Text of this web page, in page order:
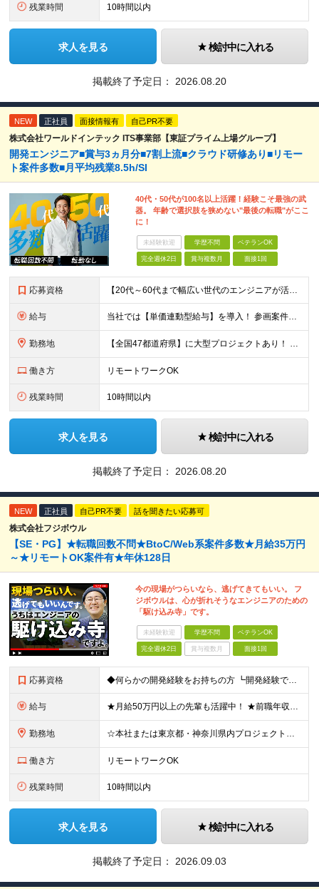
残業時間 10時間以内
求人を見る 検討中に入れる
掲載終了予定日： 2026.08.20
NEW 正社員 面接情報有 自己PR不要
株式会社ワールドインテック ITS事業部【東証プライム上場グループ】
開発エンジニア■賞与3ヵ月分■7割上流■クラウド研修あり■リモー
ト案件多数■月平均残業8.5h/SI
40代・50代が100名以上活躍！経験こそ最強の武
器。 年齢で選択肢を狭めない"最後の転職"がここ
に！
未経験歓迎 学歴不問 ベテランOK
完全週休2日 賞与複数月 面接1回
応募資格 【20代～60代まで幅広い世代のエンジニアが活躍してます】 ■学歴不問 ■転職回数不問 ■開発経験（年数不問）をお持ちの方
給与 当社では【単価連動型給与】を導入！ 参画案件の契約単価に連動して給与が決定。 還元率は単価の【70％～80％】と東証プライム上場グループとして高水準です！（社会保険料・教育コスト含む） ■関東：月給
勤務地 【全国47都道府県】に大型プロジェクトあり！ 主要勤務地： 北海道/宮城県/栃木県/埼玉県/千葉県/東京都/神奈川県/愛知県/大阪府/京都府/兵庫県/広島県/福岡県/熊本県 ※勤務エリアは、あなたの
働き方 リモートワークOK
残業時間 10時間以内
求人を見る 検討中に入れる
掲載終了予定日： 2026.08.20
NEW 正社員 自己PR不要 話を聞きたい応募可
株式会社フジボウル
【SE・PG】★転職回数不問★BtoC/Web系案件多数★月給35万円
～★リモートOK案件有★年休128日
今の現場がつらいなら、逃げてきてもいい。 フ
ジボウルは、心が折れそうなエンジニアのための
「駆け込み寺」です。
未経験歓迎 学歴不問 ベテランOK
完全週休2日 賞与複数月 面接1回
応募資格 ◆何らかの開発経験をお持ちの方 ┗開発経験ではなく、運用・保守経験があるという方も、お気軽にご応募ください！ ┗ブランク・転職回数は不問です！ ┗ネガティブな応募理由も歓迎です！ ※学歴不問 ☆活か
給与 ★月給50万円以上の先輩も活躍中！ ★前職年収から80万円以上UP保証 月給35万円～ ※月給には固定残業代を含む(月20時間分/2万6000円～/超過分別途支給） ※残業がなくても上記支給(基本残
勤務地 ☆本社または東京都・神奈川県内プロジェクト先での勤務となります ☆リモートワークOKの案件も多数あります(応相談) ☆転居を伴う転勤はありません ☆九州地方、北陸地方、北海道からの転職者も多数在籍！/
働き方 リモートワークOK
残業時間 10時間以内
求人を見る 検討中に入れる
掲載終了予定日： 2026.09.03